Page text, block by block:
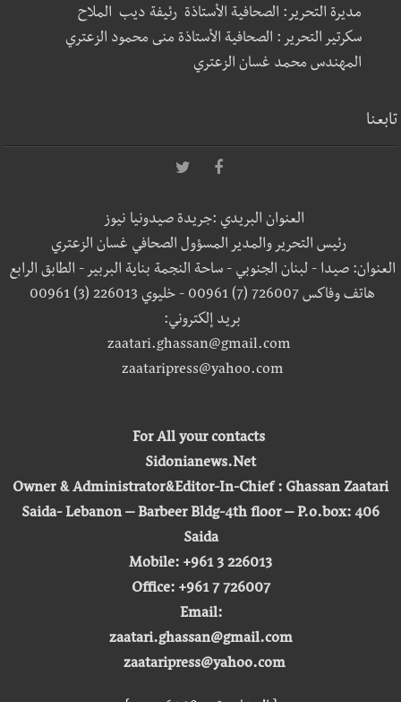
مديرة التحرير: الصحافية الأستاذة رئيفة ديب الملاح
سكرتير التحرير : الصحافية الأستاذة منى محمود الزعتري
المهندس محمد غسان الزعتري
تابعنا
العنوان البريدي :جريدة صيدونيا نيوز
رئيس التحرير والمدير المسؤول الصحافي غسان الزعتري
العنوان: صيدا - لبنان الجنوبي - ساحة النجمة بناية البربير - الطابق الرابع
هاتف وفاكس 726007 (7) 00961 - خليوي 226013 (3) 00961
بريد إلكتروني:
zaatari.ghassan@gmail.com
zaataripress@yahoo.com
For All your contacts
Sidonianews.Net
Owner & Administrator&Editor-In-Chief : Ghassan Zaatari
Saida- Lebanon – Barbeer Bldg-4th floor – P.o.box: 406
Saida
Mobile: +961 3 226013
Office: +961 7 726007
Email:
zaatari.ghassan@gmail.com
zaataripress@yahoo.com